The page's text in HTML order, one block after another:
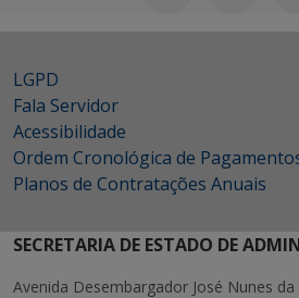
LGPD
Fala Servidor
Acessibilidade
Ordem Cronológica de
Planos de Contratações Anuais
SECRETARIA DE ESTADO DE
Avenida Desembargador José Nunes